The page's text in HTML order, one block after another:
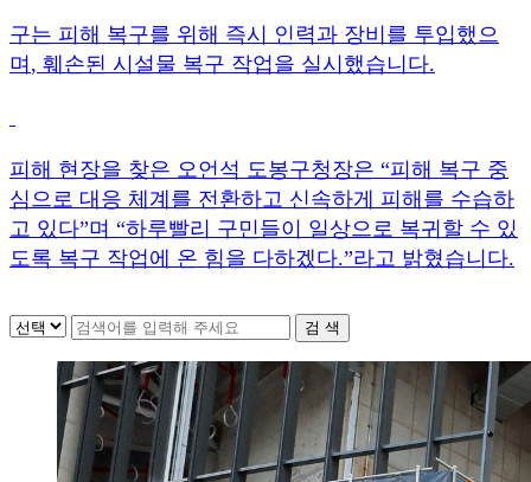
구는 피해 복구를 위해 즉시 인력과 장비를 투입했으
며 , 훼손된 시설물 복구 작업을 실시했습니다.
피해 현장을 찾은 오언석 도봉구청장은 “피해 복구 중
심으로 대응 체계를 전환하고 신속하게 피해를 수습하
고 있다”며 “하루빨리 구민들이 일상으로 복귀할 수 있
도록 복구 작업에 온 힘을 다하겠다.”라고 밝혔습니다.